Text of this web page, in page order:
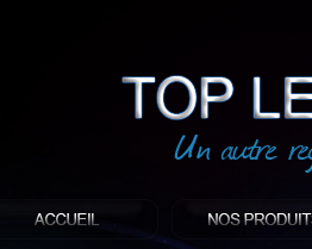
: Top led world
Produit décoratif led
Objet publicitaire led